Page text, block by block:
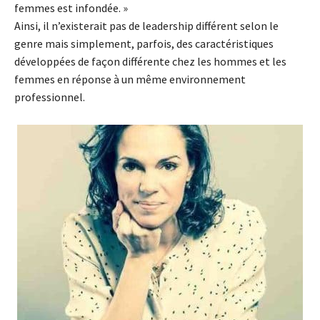
femmes est infondée. »
Ainsi, il n’existerait pas de leadership différent selon le
genre mais simplement, parfois, des caractéristiques
développées de façon différente chez les hommes et les
femmes en réponse à un même environnement
professionnel.